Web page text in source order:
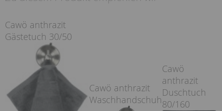
Cawö anthrazit
Gästetuch 30/50
Cawö anthrazit
Waschhandschuh
Cawö
anthrazit
Duschtuch
80/160